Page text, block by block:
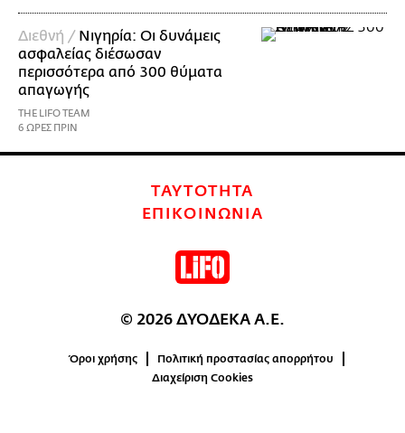
Διεθνή / Νιγηρία: Οι δυνάμεις
ασφαλείας διέσωσαν
περισσότερα από 300 θύματα
απαγωγής
THE LIFO TEAM
6 ΩΡΕΣ ΠΡΙΝ
ΤΑΥΤΟΤΗΤΑ
ΕΠΙΚΟΙΝΩΝΙΑ
© 2026 ΔΥΟΔΕΚΑ Α.Ε.
Όροι χρήσης
Πολιτική προστασίας απορρήτου
Διαχείριση Cookies